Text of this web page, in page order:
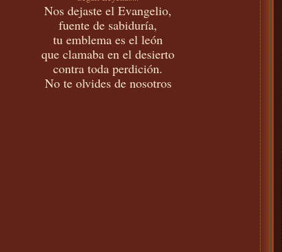
Nos dejaste el Evangelio,
fuente de sabiduría,
tu emblema es el león
que clamaba en el desierto
contra toda perdición.
No te olvides de nosotros